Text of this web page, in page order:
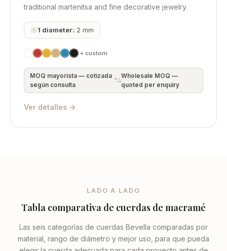
traditional martenitsa and fine decorative jewelry.
1 diameter: 2 mm
+ custom
MOQ mayorista — cotizada
según consulta
Wholesale MOQ —
quoted per enquiry
Ver detalles →
LADO A LADO
Tabla comparativa de cuerdas de macramé
Las seis categorías de cuerdas Bevella comparadas por
material, rango de diámetro y mejor uso, para que pueda